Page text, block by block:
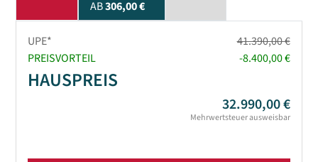
AB306,00 €
UPE*
41.390,00 €
PREISVORTEIL
-8.400,00 €
HAUSPREIS
32.990,00 €
Mehrwertsteuer ausweisbar